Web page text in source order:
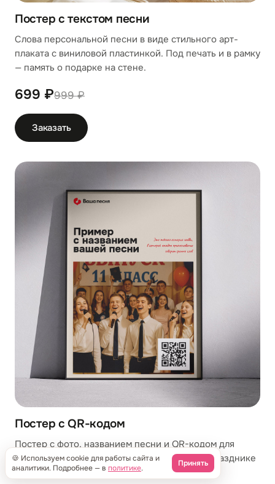
Постер с текстом песни
Слова персональной песни в виде стильного арт-
плаката с виниловой пластинкой. Под печать и в рамку
— память о подарке на стене.
699 ₽999 ₽
Заказать
Постер с QR-кодом
Постер с фото, названием песни и QR-кодом для
мгновенного прослушивания. Повесьте на празднике
или вложите в открытку.
🍪 Используем cookie для работы сайта и
аналитики. Подробнее — в политике. Принять